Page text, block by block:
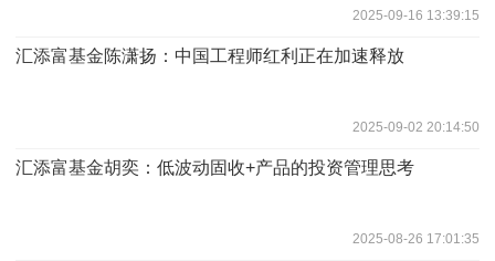
2025-09-16 13:39:15
汇添富基金陈潇扬：中国工程师红利正在加速释放
2025-09-02 20:14:50
汇添富基金胡奕：低波动固收+产品的投资管理思考
2025-08-26 17:01:35